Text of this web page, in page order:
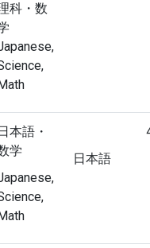
科・数
本語・
学
日本語